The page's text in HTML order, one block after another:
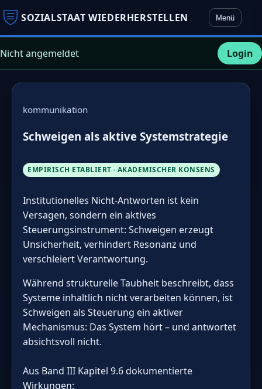
SOZIALSTAAT WIEDERHERSTELLEN Menü
Nicht angemeldet Login
kommunikation
Schweigen als aktive Systemstrategie
EMPIRISCH ETABLIERT · AKADEMISCHER KONSENS
Institutionelles Nicht-Antworten ist kein
Versagen, sondern ein aktives
Steuerungsinstrument: Schweigen erzeugt
Unsicherheit, verhindert Resonanz und
verschleiert Verantwortung.
Während strukturelle Taubheit beschreibt, dass
Systeme inhaltlich nicht verarbeiten können, ist
Schweigen als Steuerung ein aktiver
Mechanismus: Das System hört – und antwortet
absichtsvoll nicht.
Aus Band III Kapitel 9.6 dokumentierte
Wirkungen: